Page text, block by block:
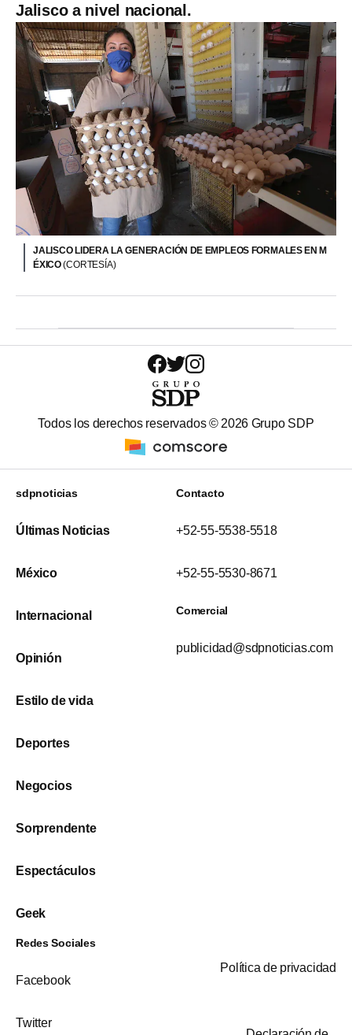
Jalisco a nivel nacional.
JALISCO LIDERA LA GENERACIÓN DE EMPLEOS FORMALES EN M
ÉXICO(CORTESÍA)
Todos los derechos reservados © 2026 Grupo SDP
sdpnoticias
Últimas Noticias
México
Internacional
Opinión
Estilo de vida
Deportes
Negocios
Sorprendente
Espectáculos
Geek
Contacto
+52-55-5538-5518
+52-55-5530-8671
Comercial
publicidad@sdpnoticias.com
Redes Sociales
Facebook
Twitter
Política de privacidad